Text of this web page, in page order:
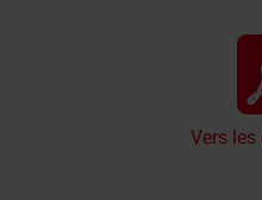
Vers